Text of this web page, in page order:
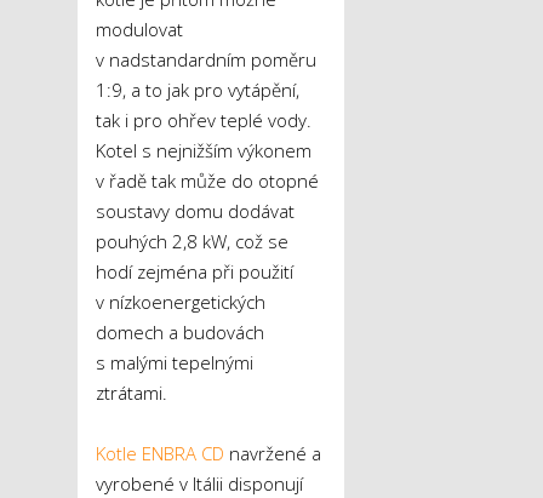
modulovat
v nadstandardním poměru
1:9, a to jak pro vytápění,
tak i pro ohřev teplé vody.
Kotel s nejnižším výkonem
v řadě tak může do otopné
soustavy domu dodávat
pouhých 2,8 kW, což se
hodí zejména při použití
v nízkoenergetických
domech a budovách
s malými tepelnými
ztrátami.
Kotle ENBRA CD navržené a
vyrobené v Itálii disponují